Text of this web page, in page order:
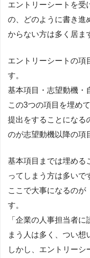
エントリーシートを受
の、どのように書き進
からない方は多く居ま
エントリーシートの項
す。
基本項目・志望動機・
この3つの項目を埋め
提出をすることになる
のが志望動機以降の項
基本項目までは埋める
ってしまう方は多いで
ここで大事になるのが
す。
「企業の人事担当者
まう人は多く、つい想
しかし、エントリーシ